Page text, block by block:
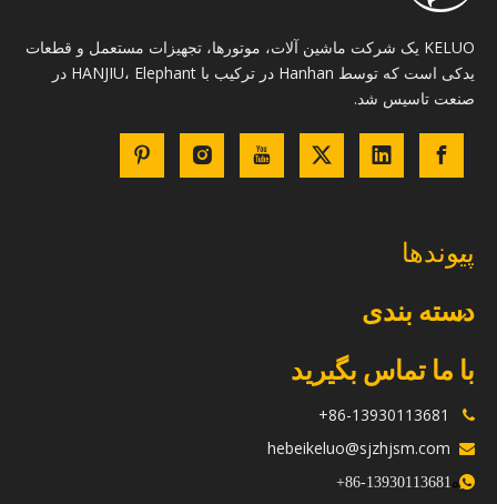
KELUO یک شرکت ماشین آلات، موتورها، تجهیزات مستعمل و قطعات
یدکی است که توسط Hanhan در ترکیب با HANJIU، Elephant در
صنعت تاسیس شد.
پیوندها
دسته بندی
با ما تماس بگیرید


hebeikeluo@sjzhjsm.com
ه 13930113681-86
+